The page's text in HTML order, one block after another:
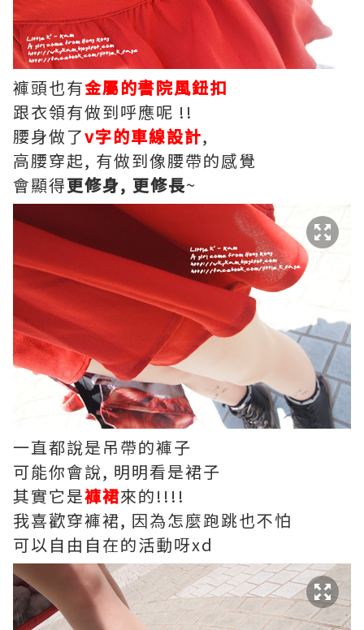
褲頭也有金屬的書院風鈕扣
跟衣領有做到呼應呢 !!
腰身做了v字的車線設計,
高腰穿起, 有做到像腰帶的感覺
會顯得更修身, 更修長~
一直都說是吊帶的褲子
可能你會說, 明明看是裙子
其實它是褲裙來的!!!!
我喜歡穿褲裙, 因為怎麼跑跳也不怕
可以自由自在的活動呀xd